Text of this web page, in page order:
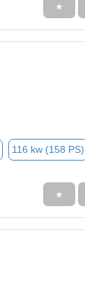
★
116 kw (158 PS)
★